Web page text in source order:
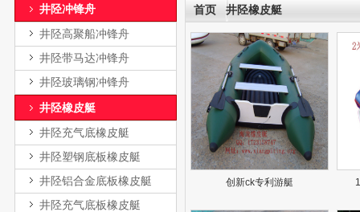
井陉冲锋舟
井陉高聚船冲锋舟
井陉带马达冲锋舟
井陉玻璃钢冲锋舟
井陉橡皮艇
井陉充气底橡皮艇
井陉塑钢底板橡皮艇
井陉铝合金底板橡皮艇
井陉充气底板橡皮艇
首页 井陉橡皮艇
创新ck专利游艇